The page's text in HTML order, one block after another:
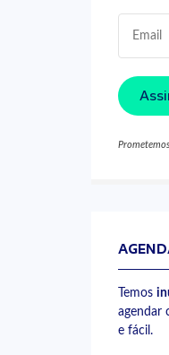
Temos
agendar
e fácil.